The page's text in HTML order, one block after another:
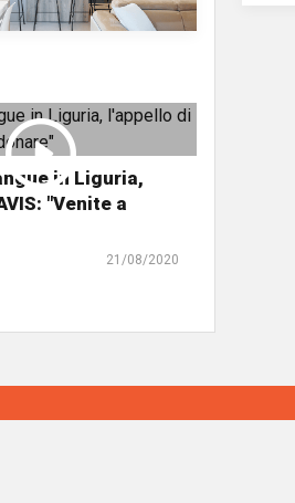
in Liguria,
"Venite a
21/08/2020